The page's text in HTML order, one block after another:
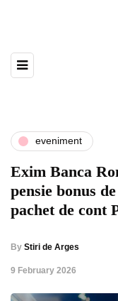
eveniment
Exim Banca
pensie bonus
pachet de cont
By Stiri de Arges
,9 February 2026